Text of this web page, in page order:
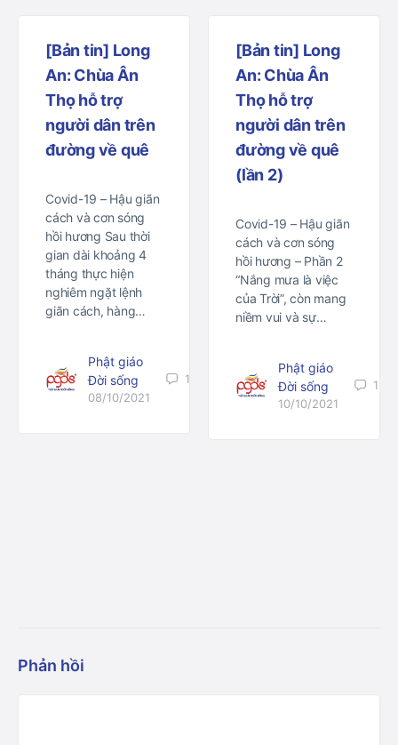
[Bản tin] Long
An: Chùa Ân
Thọ hỗ trợ
người dân trên
đường về quê
Covid-19 – Hậu giãn
cách và cơn sóng
hồi hương Sau thời
gian dài khoảng 4
tháng thực hiện
nghiêm ngặt lệnh
giãn cách, hàng…
Phật giáo
Đời sống
08/10/2021
1
[Bản tin] Long
An: Chùa Ân
Thọ hỗ trợ
người dân trên
đường về quê
(lần 2)
Covid-19 – Hậu giãn
cách và cơn sóng
hồi hương – Phần 2
“Nắng mưa là việc
của Trời”, còn mang
niềm vui và sự…
Phật giáo
Đời sống
10/10/2021
1
Phản hồi